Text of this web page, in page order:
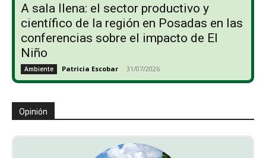
A sala llena: el sector productivo y
científico de la región en Posadas en las
conferencias sobre el impacto de El
Niño
Ambiente Patricia Escobar - 31/07/2026
Opinión